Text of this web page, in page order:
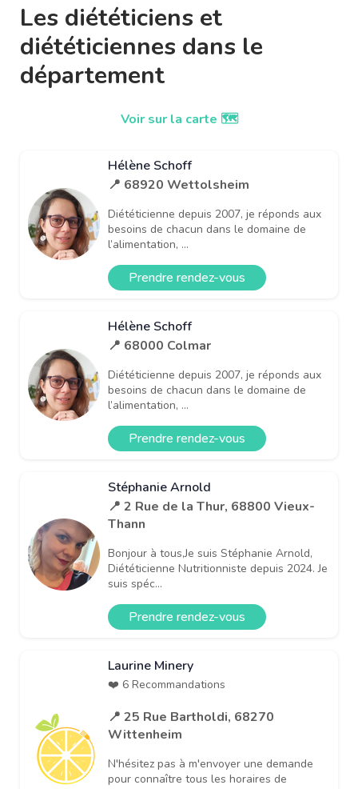
Les diététiciens et
diététiciennes dans le
département
Voir sur la carte 🗺️
Hélène Schoff
📍 68920 Wettolsheim
Diététicienne depuis 2007, je réponds aux
besoins de chacun dans le domaine de
l’alimentation, ...
Prendre rendez-vous
Hélène Schoff
📍 68000 Colmar
Diététicienne depuis 2007, je réponds aux
besoins de chacun dans le domaine de
l’alimentation, ...
Prendre rendez-vous
Stéphanie Arnold
📍 2 Rue de la Thur, 68800 Vieux-
Thann
Bonjour à tous,Je suis Stéphanie Arnold,
Diététicienne Nutritionniste depuis 2024. Je
suis spéc...
Prendre rendez-vous
Laurine Minery
❤️ 6 Recommandations
📍 25 Rue Bartholdi, 68270
Wittenheim
N'hésitez pas à m'envoyer une demande
pour connaître tous les horaires de